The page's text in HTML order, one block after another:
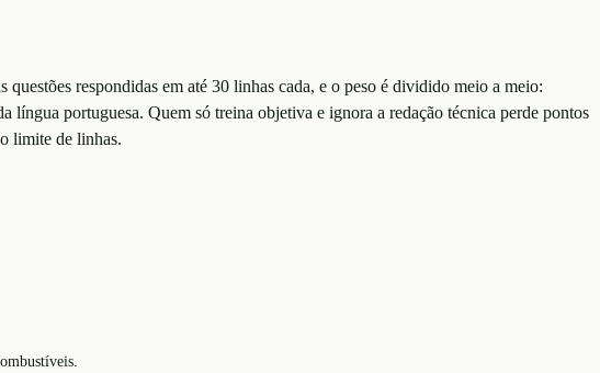
respondidas em até 30 linhas cada, e o peso é dividido meio a meio:
portuguesa. Quem só treina objetiva e ignora a redação técnica perde pontos
limite de linhas.